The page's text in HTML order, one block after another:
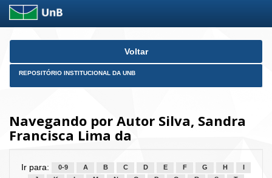
Skip
Voltar
REPOSITÓRIO INSTITUCIONAL DA UNB
Navegando por Autor Silva, Sandra
Francisca Lima da
Ir para: 0-9 A B C D E F G H